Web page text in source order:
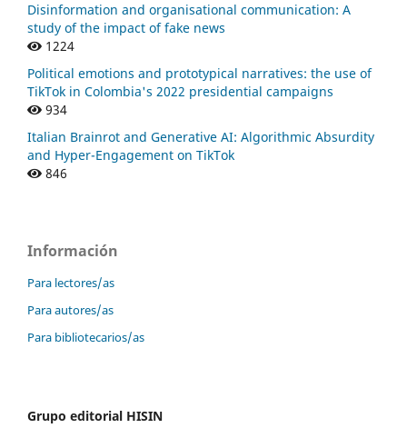
Disinformation and organisational communication: A
study of the impact of fake news
1224
Political emotions and prototypical narratives: the use of
TikTok in Colombia's 2022 presidential campaigns
934
Italian Brainrot and Generative AI: Algorithmic Absurdity
and Hyper-Engagement on TikTok
846
Información
Para lectores/as
Para autores/as
Para bibliotecarios/as
Grupo editorial HISIN